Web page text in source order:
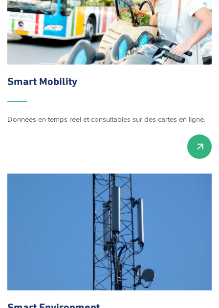
Smart Mobility
Données en temps réel et consultables sur des cartes en ligne.